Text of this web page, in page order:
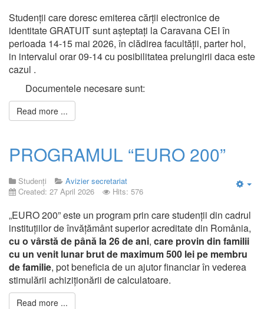
Studenții care doresc emiterea cărții electronice de
identitate GRATUIT sunt așteptați la Caravana CEI în
perioada 14-15 mai 2026, în clădirea facultății, parter hol,
in intervalul orar 09-14 cu posibilitatea prelungirii daca este
cazul .
Documentele necesare sunt:
Read more ...
PROGRAMUL “EURO 200”
Studenți
Avizier secretariat
Created: 27 April 2026
Hits: 576
„EURO 200” este un program prin care studenții din cadrul
instituțiilor de învățământ superior acreditate din România,
cu o vârstă de până la 26 de ani, care provin din familii
cu un venit lunar brut de maximum 500 lei pe membru
de familie, pot beneficia de un ajutor financiar în vederea
stimulării achiziționării de calculatoare.
Read more ...